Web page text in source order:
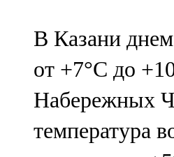
105,5 FM
В Казани
от +7°С до
Набережных
температура